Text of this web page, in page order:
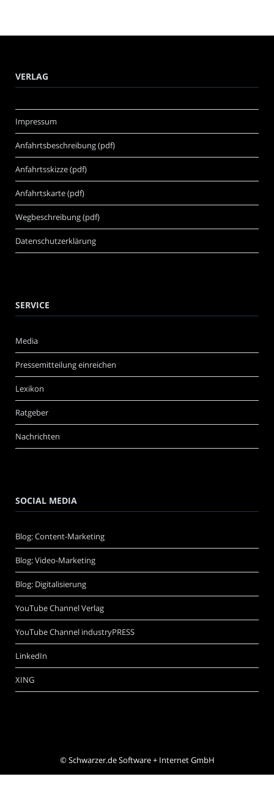
VERLAG
Impressum
Anfahrtsbeschreibung (pdf)
Anfahrtsskizze (pdf)
Anfahrtskarte (pdf)
Wegbeschreibung (pdf)
Datenschutzerklärung
SERVICE
Media
Pressemitteilung einreichen
Lexikon
Ratgeber
Nachrichten
SOCIAL MEDIA
Blog: Content-Marketing
Blog: Video-Marketing
Blog: Digitalisierung
YouTube Channel Verlag
YouTube Channel industryPRESS
LinkedIn
XING
©Schwarzer.de Software + Internet GmbH